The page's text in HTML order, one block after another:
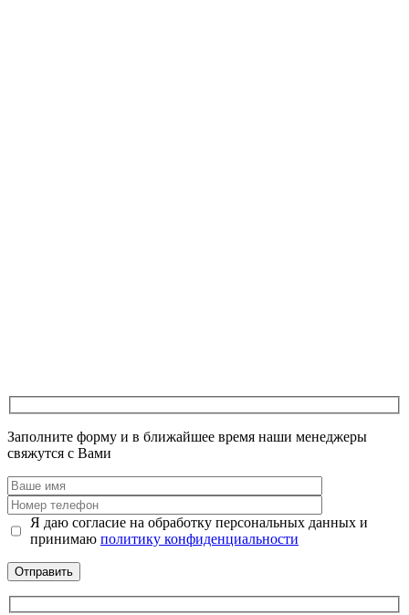
Заполните форму и в ближайшее время наши менеджеры
свяжутся с Вами
Я даю согласие на обработку персональных данных и
принимаю политику конфиденциальности